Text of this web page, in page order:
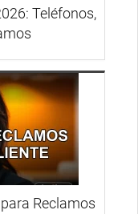
Teléfonos,
Reclamos